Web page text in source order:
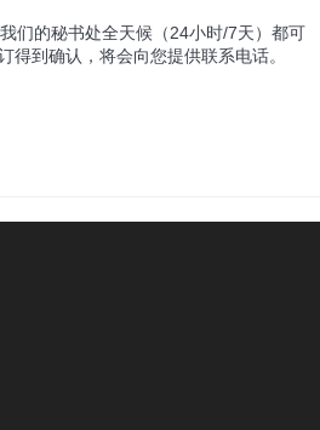
们的秘书处全天候（24小时/7天）都可
得到确认，将会向您提供联系电话。